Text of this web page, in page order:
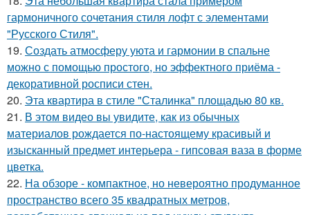
гармоничного сочетания стиля лофт с элементами
"Русского Стиля".
19. Создать атмосферу уюта и гармонии в спальне
можно с помощью простого, но эффектного приёма -
декоративной росписи стен.
20. Эта квартира в стиле "Сталинка" площадью 80 кв.
21. В этом видео вы увидите, как из обычных
материалов рождается по-настоящему красивый и
изысканный предмет интерьера - гипсовая ваза в форме
цветка.
22. На обзоре - компактное, но невероятно продуманное
пространство всего 35 квадратных метров,